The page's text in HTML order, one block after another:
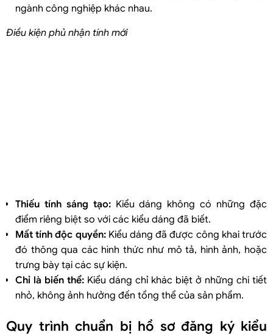
ngành công nghiệp khác nhau.
Điều kiện phủ nhận tính mới
Thiếu tính sáng tạo:Kiểu dáng không có những đặc
điểm riêng biệt so với các kiểu dáng đã biết.
Mất tính độc quyền:Kiểu dáng đã được công khai trước
đó thông qua các hình thức như mô tả, hình ảnh, hoặc
trưng bày tại các sự kiện.
Chỉ là biến thể: Kiểu dáng chỉ khác biệt ở những chi tiết
nhỏ, không ảnh hưởng đến tổng thể của sản phẩm.
Quy trình chuẩn bị hồ sơ đăng ký kiểu